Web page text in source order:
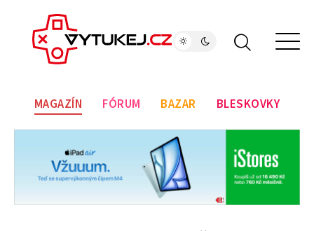
MAGAZÍN FÓRUM BAZAR BLESKOVKY